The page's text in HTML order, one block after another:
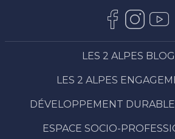
LES 2 ALPES BLOG
LES 2 ALPES
DÉVELOPPEMENT DURABLE
ESPACE SOCIO-